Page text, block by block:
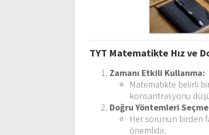
TYT Matematikte Hız ve
Zamanı Etkili Kullanma:
Matematikte belirli
konsantrasyonu
Doğru Yöntemleri
Her sorunun birden
önemlidir.